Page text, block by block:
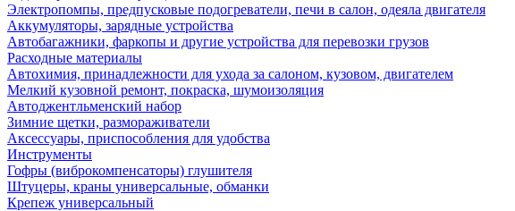
Электропомпы, предпусковые подогреватели, печи в салон, одеяла двигателя
Аккумуляторы, зарядные устройства
Автобагажники, фаркопы и другие устройства для перевозки грузов
Расходные материалы
Автохимия, принадлежности для ухода за салоном, кузовом, двигателем
Мелкий кузовной ремонт, покраска, шумоизоляция
Автоджентльменский набор
Зимние щетки, размораживатели
Аксессуары, приспособления для удобства
Инструменты
Гофры (виброкомпенсаторы) глушителя
Штуцеры, краны универсальные, обманки
Крепеж универсальный